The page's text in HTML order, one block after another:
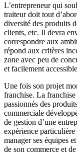
L’entrepreneur qui
traiteur doit tout
diversité des produits
clients, etc. Il devra
correspondre aux
répond aux critères
zone avec peu de
et facilement
Une fois son projet
franchise. La
passionnés des
commerciale
de gestion d’une
expérience
manager ses équipes
de son commerce et